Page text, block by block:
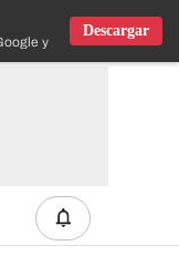
y IOS
Descargar